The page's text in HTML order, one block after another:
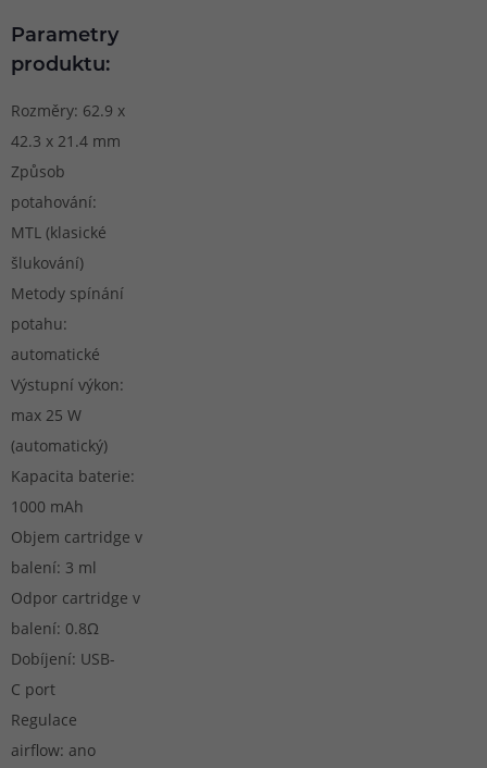
Parametry
produktu:
Rozměry: 62.9 x
42.3 x 21.4 mm
Způsob
potahování:
MTL (klasické
šlukování)
Metody spínání
potahu:
automatické
Výstupní výkon:
max 25 W
(automatický)
Kapacita baterie:
1000 mAh
Objem cartridge v
balení: 3 ml
Odpor cartridge v
balení: 0.8Ω
Dobíjení: USB-
C port
Regulace
airflow: ano